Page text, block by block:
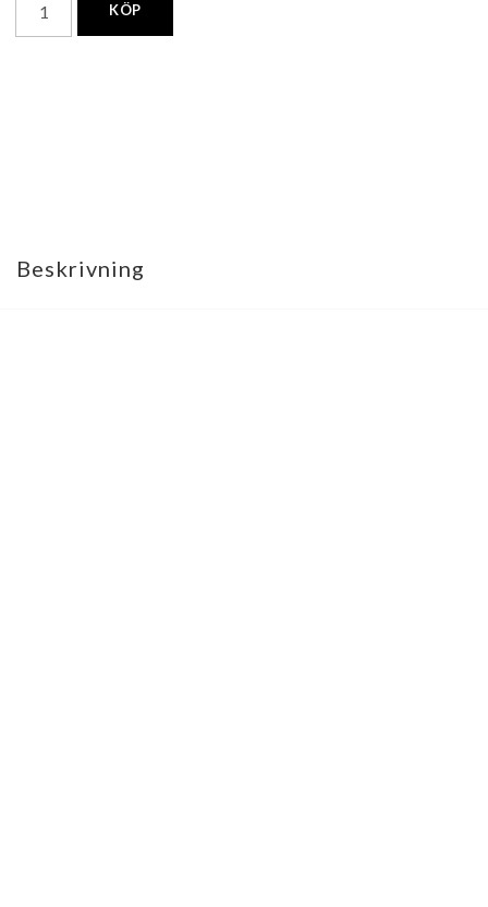
KÖP
Beskrivning